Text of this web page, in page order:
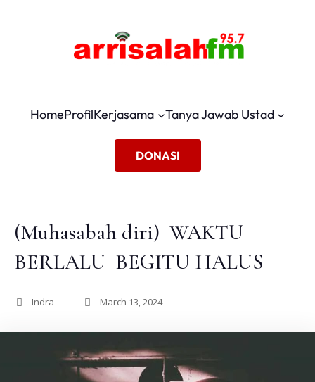
HomeProfilKerjasama Tanya Jawab Ustad
DONASI
(Muhasabah diri) ㅤㅤ WAKTU
BERLALU ㅤ BEGITU HALUS
Indra March 13, 2024